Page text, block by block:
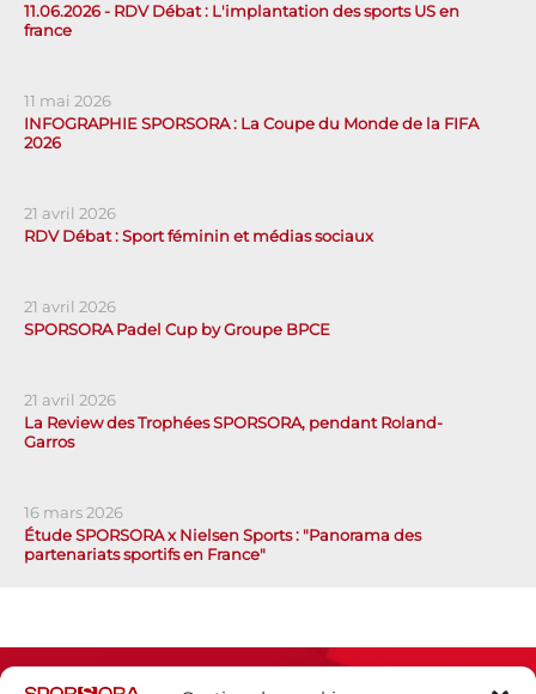
11.06.2026 - RDV Débat : L'implantation des sports US en
france
11 mai 2026
INFOGRAPHIE SPORSORA : La Coupe du Monde de la FIFA
2026
21 avril 2026
RDV Débat : Sport féminin et médias sociaux
21 avril 2026
SPORSORA Padel Cup by Groupe BPCE
21 avril 2026
La Review des Trophées SPORSORA, pendant Roland-
Garros
16 mars 2026
Étude SPORSORA x Nielsen Sports : "Panorama des
partenariats sportifs en France"